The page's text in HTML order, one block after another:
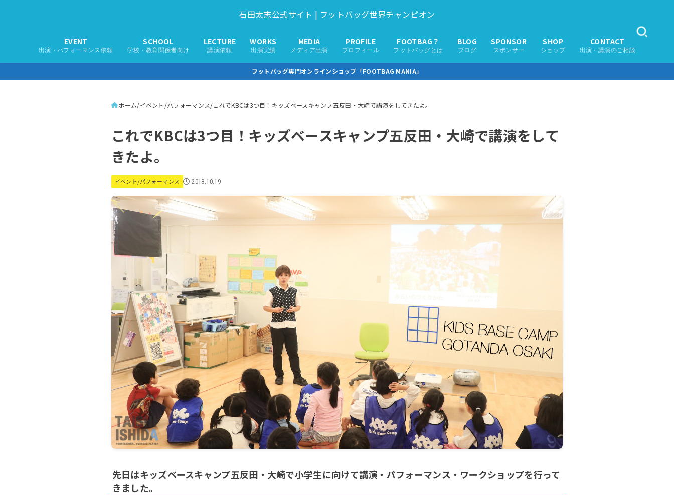
石田太志公式サイト | フットバッグ世界チャンピオン
EVENT
出演・パフォーマンス依頼
SCHOOL
学校・教育関係者向け
LECTURE
講演依頼
WORKS
出演実績
MEDIA
メディア出演
PROFILE
プロフィール
FOOTBAG？
フットバッグとは
BLOG
ブログ
SPONSOR
スポンサー
SHOP
ショップ
CONTACT
出演・講演のご相談
フットバッグ専門オンラインショップ「FOOTBAG MANIA」
ホーム イベント/パフォーマンス これでKBCは3つ目！キッズベースキャンプ五反田・大崎で講演をしてきたよ。
これでKBCは3つ目！キッズベースキャンプ五反田・大崎で講演をして
きたよ。
イベント/パフォーマンス 2018.10.19
先日はキッズベースキャンプ五反田・大崎で小学生に向けて講演・パフォーマンス・ワークショップを行って
きました。